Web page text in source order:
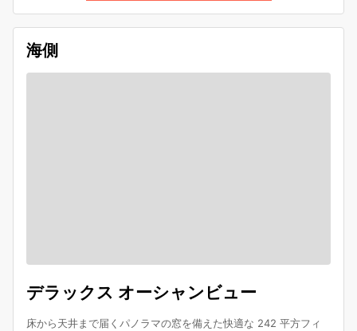
海側
デラックス オーシャンビュー
床から天井まで届くパノラマの窓を備えた快適な 242 平方フィ